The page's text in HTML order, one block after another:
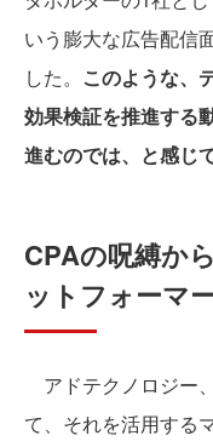
いう膨大な広告配信
した。 このような、
効果検証を推進する
進むのでは、と感じ
CPAの呪縛か
ットフォーマ
アドテクノロジー
て、それを活用する